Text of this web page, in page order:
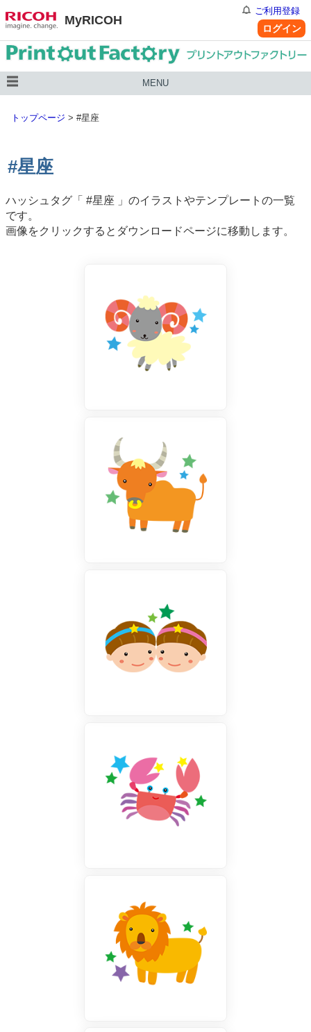
MyRICOH
ご利用登録
ログイン
MENU
トップページ > #星座
#星座
ハッシュタグ「 #星座 」のイラストやテンプレートの一覧
です。
画像をクリックするとダウンロードページに移動します。